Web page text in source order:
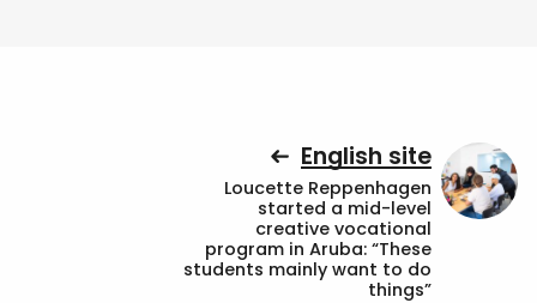
English site
Loucette Reppenhagen
started a mid-level
creative vocational
program in Aruba: “These
students mainly want to do
things”